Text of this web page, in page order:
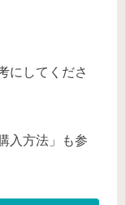
にしてくださ
入方法」も参